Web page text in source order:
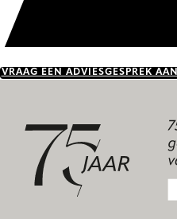
VRAAG EEN ADVIESGESPREK AAN